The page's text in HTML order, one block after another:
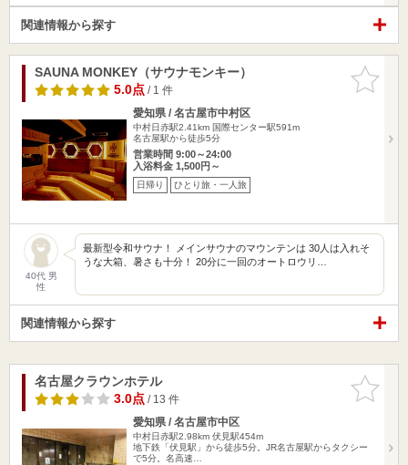
関連情報から探す
お気に入
りに追加
SAUNA MONKEY（サウナモンキー）
5.0点/ 1 件
愛知県 / 名古屋市中村区
中村日赤駅2.41km 国際センター駅591m
名古屋駅から徒歩5分
営業時間 9:00～24:00
入浴料金 1,500円～
日帰り ひとり旅・一人旅
40代 男
性
最新型令和サウナ！ メインサウナのマウンテンは 30人は入れそ
うな大箱、暑さも十分！ 20分に一回のオートロウリ…
関連情報から探す
お気に入
りに追加
名古屋クラウンホテル
3.0点/ 13 件
愛知県 / 名古屋市中区
中村日赤駅2.98km 伏見駅454m
地下鉄「伏見駅」から徒歩5分。JR名古屋駅からタクシー
で5分。名高速…